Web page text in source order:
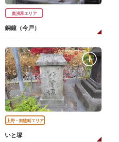
奥浅草エリア
銅鐘（今戸）
上野・御徒町エリア
いと塚